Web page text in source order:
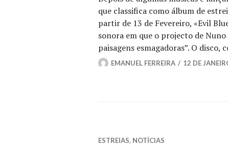
que classifica como álbum de
partir de 13 de Fevereiro, «Evil
sonora em que o projecto de
paisagens esmagadoras”. O
EMANUEL FERREIRA 12 DE
ESTREIAS, NOTÍCIAS